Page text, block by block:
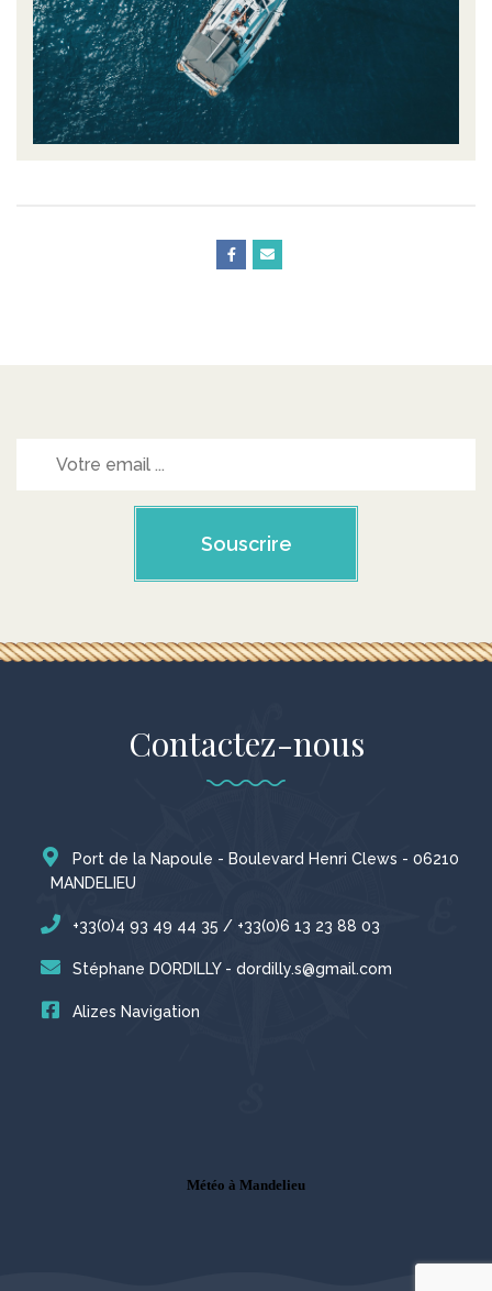
Souscrire
Contactez-nous
Port de la Napoule - Boulevard Henri Clews - 06210
MANDELIEU
+33(0)4 93 49 44 35 / +33(0)6 13 23 88 03
Stéphane DORDILLY - dordilly.s@gmail.com
Alizes Navigation
Météo à Mandelieu